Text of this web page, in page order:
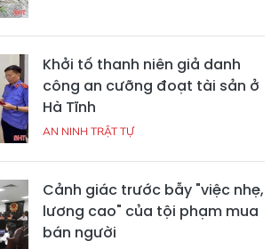
Khởi tố thanh niên giả danh
công an cưỡng đoạt tài sản ở
Hà Tĩnh
AN NINH TRẬT TỰ
Cảnh giác trước bẫy "việc nhẹ,
lương cao" của tội phạm mua
bán người